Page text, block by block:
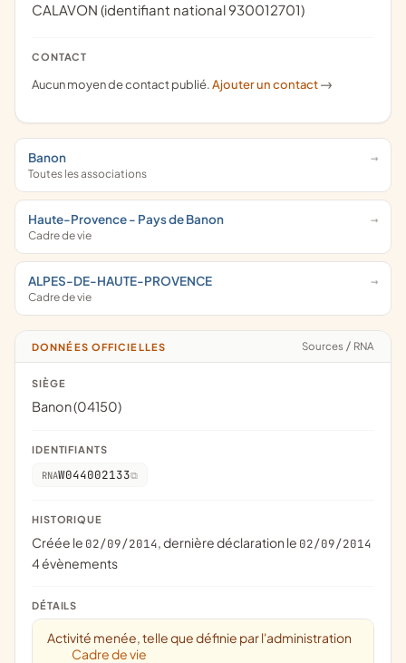
CALAVON (identifiant national 930012701)
CONTACT
Aucun moyen de contact publié.Ajouter un contact ->
Banon
Toutes les associations
Haute-Provence - Pays de Banon
Cadre de vie
ALPES-DE-HAUTE-PROVENCE
Cadre de vie
DONNÉES OFFICIELLES Sources / RNA
SIÈGE
Banon (04150)
IDENTIFIANTS
RNAW044002133
HISTORIQUE
Créée le 02/09/2014, dernière déclaration le 02/09/2014
4 évènements
DÉTAILS
Activité menée, telle que définie par l'administration
Cadre de vie